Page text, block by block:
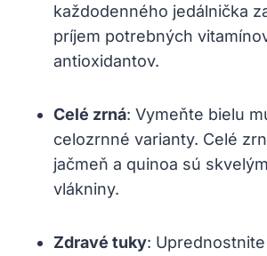
‌každodenného jedálnička
‌príjem​ potrebných
antioxidantov.
Celé zrná: Vymeňte bielu
celozrnné varianty.‌ Celé
jačmeň ⁣a quinoa sú
vlákniny.
Zdravé tuky: